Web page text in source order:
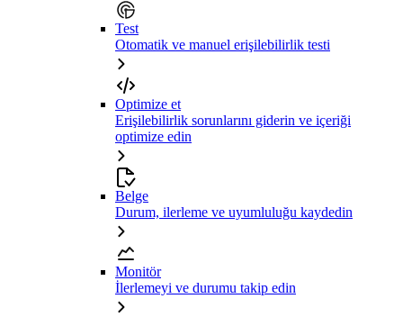
Test
Otomatik ve manuel erişilebilirlik testi
Optimize et
Erişilebilirlik sorunlarını giderin ve içeriği
optimize edin
Belge
Durum, ilerleme ve uyumluluğu kaydedin
Monitör
İlerlemeyi ve durumu takip edin